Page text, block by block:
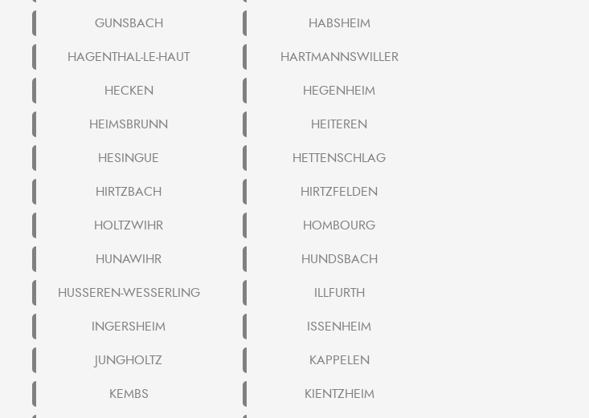
GUNSBACH
HABSHEIM
HAGENTHAL-LE-HAUT
HARTMANNSWILLER
HECKEN
HEGENHEIM
HEIMSBRUNN
HEITEREN
HESINGUE
HETTENSCHLAG
HIRTZBACH
HIRTZFELDEN
HOLTZWIHR
HOMBOURG
HUNAWIHR
HUNDSBACH
HUSSEREN-WESSERLING
ILLFURTH
INGERSHEIM
ISSENHEIM
JUNGHOLTZ
KAPPELEN
KEMBS
KIENTZHEIM